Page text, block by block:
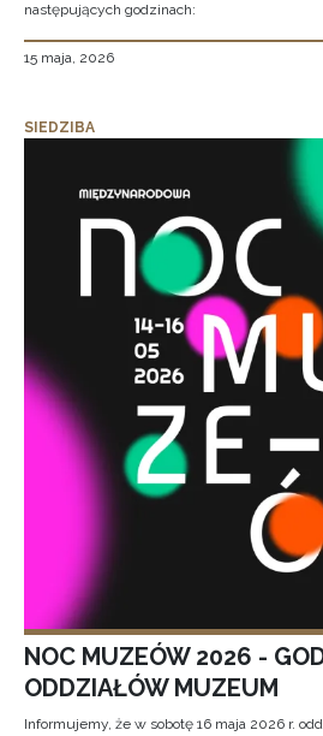
następujących godzinach:
15 maja, 2026
SIEDZIBA
NOC MUZEÓW 2026 -
ODDZIAŁÓW MUZEUM
Informujemy, że w sobotę 16 maja 2026 r.